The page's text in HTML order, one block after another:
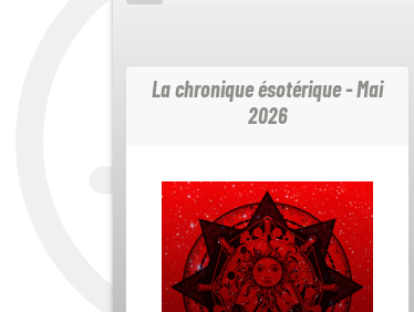
La chronique ésotérique - Mai
2026